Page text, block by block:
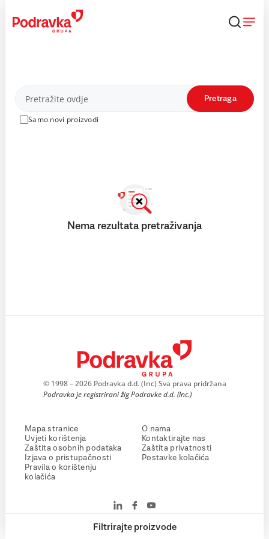
content
Proizvodi
Samo novi proizvodi
Pretraga
Filtrirajte proizvode
Nema rezultata pretraživanja
© 1998 – 2026 Podravka d.d. (Inc) Sva prava pridržana
Podravka je registrirani žig Podravke d.d. (Inc.)
Mapa stranice
Uvjeti korištenja
Zaštita osobnih podataka
Izjava o pristupačnosti
Pravila o korištenju
kolačića
O nama
Kontaktirajte nas
Zaštita privatnosti
Postavke kolačića